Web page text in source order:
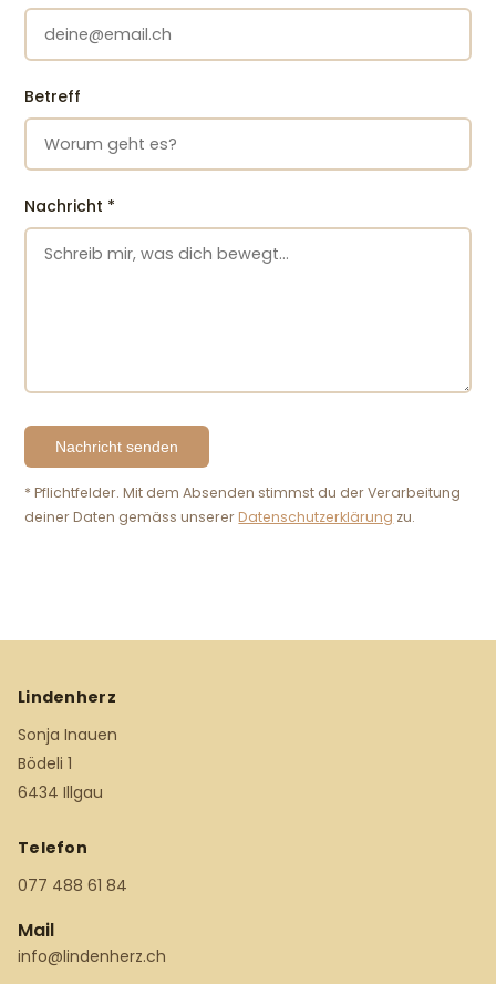
Betreff
Nachricht *
Nachricht senden
* Pflichtfelder. Mit dem Absenden stimmst du der Verarbeitung
deiner Daten gemäss unsererDatenschutzerklärung zu.
Lindenherz
Sonja Inauen
Bödeli 1
6434 Illgau
Telefon
077 488 61 84
Mail
info@lindenherz.ch